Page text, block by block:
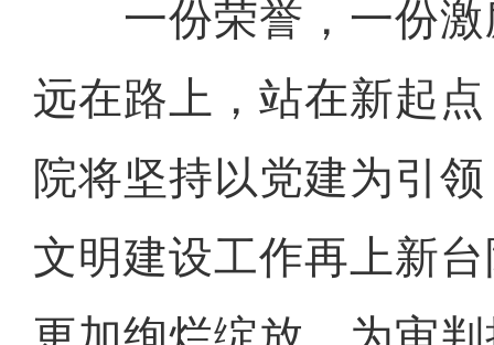
一份荣誉，一份激
远在路上，站在新起
院将坚持以党建为引
文明建设工作再上新